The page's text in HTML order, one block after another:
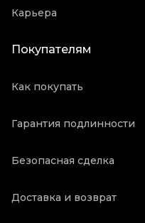
Карьера
Покупателям
Как покупать
Гарантия подлинности
Безопасная сделка
Доставка и возврат